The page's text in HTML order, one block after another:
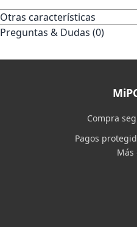
Otras características
Preguntas & Dudas (0)
Compra
Pagos
Más